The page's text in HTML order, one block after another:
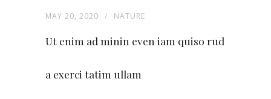
MAY 20, 2020 NATURE
Ut enim ad minin even iam quiso rud
a exerci tatim ullam